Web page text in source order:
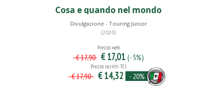
Cosa e quando nel mondo
Divulgazione - Touring Junior
(2020)
Prezzo web
€ 17,90 € 17,01 (- 5%)
Prezzo iscritti TCI
€ 17,90 € 14,32 - 20%